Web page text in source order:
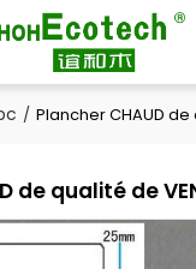
/ Plancher CHAUD de
de qualité de